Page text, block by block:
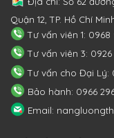
Quận 12, TP. Hồ Chí
Tư vấn viên 1: 0968
Tư vấn viên 3: 0926
Tư vấn cho Đại Lý:
Bảo hành: 0966
Email: